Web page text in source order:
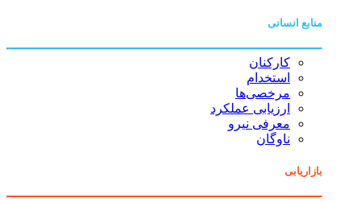
منابع انسانی
کارکنان
استخدام
مرخصی‌ها
ارزیابی عملکرد
معرفی نیرو
ناوگان
بازاریابی